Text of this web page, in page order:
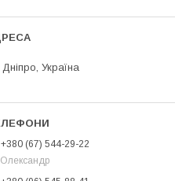
Дніпро, Україна
+380 (67) 544-29-22
Олександр